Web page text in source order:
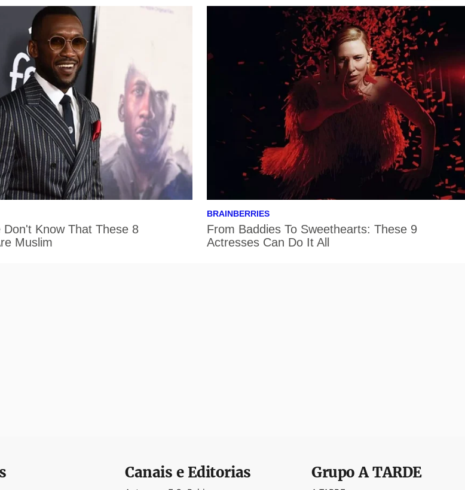
Canais e Editorias GrupoA TARDE